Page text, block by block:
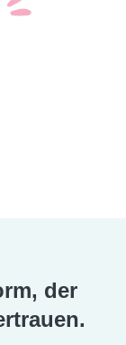
der